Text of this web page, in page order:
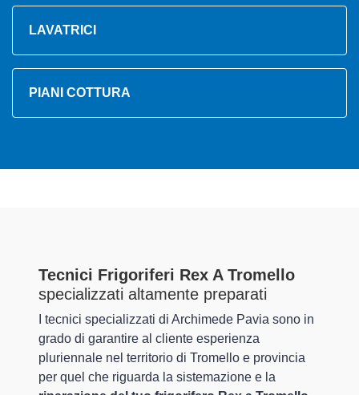
LAVATRICI
PIANI COTTURA
Tecnici Frigoriferi Rex A Tromello
specializzati altamente preparati
I tecnici specializzati di Archimede Pavia sono in
grado di garantire al cliente esperienza
pluriennale nel territorio di Tromello e provincia
per quel che riguarda la sistemazione e la